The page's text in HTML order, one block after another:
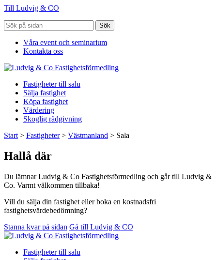
Till Ludvig & CO
Sök
Våra event och seminarium
Kontakta oss
Fastigheter till salu
Sälja fastighet
Köpa fastighet
Värdering
Skoglig rådgivning
Start > Fastigheter> Västmanland > Sala
Hallå där
Du lämnar Ludvig & Co Fastighetsförmedling och går till Ludvig &
Co. Varmt välkommen tillbaka!
Vill du sälja din fastighet eller boka en kostnadsfri
fastighetsvärdebedömning?
Stanna kvar på sidan Gå till Ludvig & CO
Fastigheter till salu